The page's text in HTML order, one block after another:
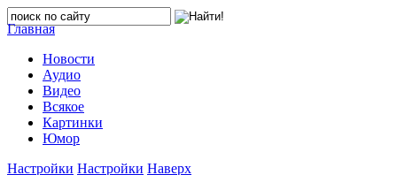
Главная
Новости
Аудио
Видео
Всякое
Картинки
Юмор
Настройки Настройки Наверх